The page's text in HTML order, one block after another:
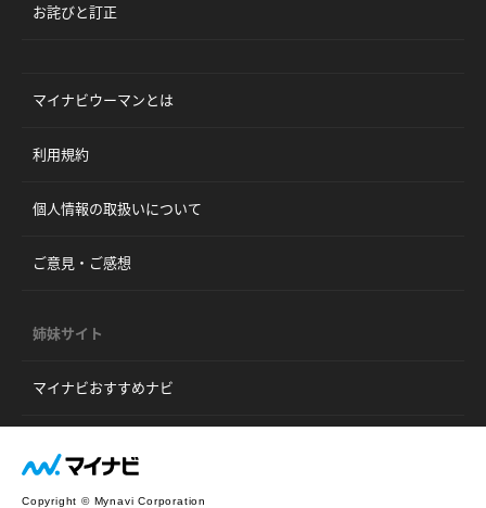
お詫びと訂正
マイナビウーマンとは
利用規約
個人情報の取扱いについて
ご意見・ご感想
姉妹サイト
マイナビおすすめナビ
Copyright © Mynavi Corporation